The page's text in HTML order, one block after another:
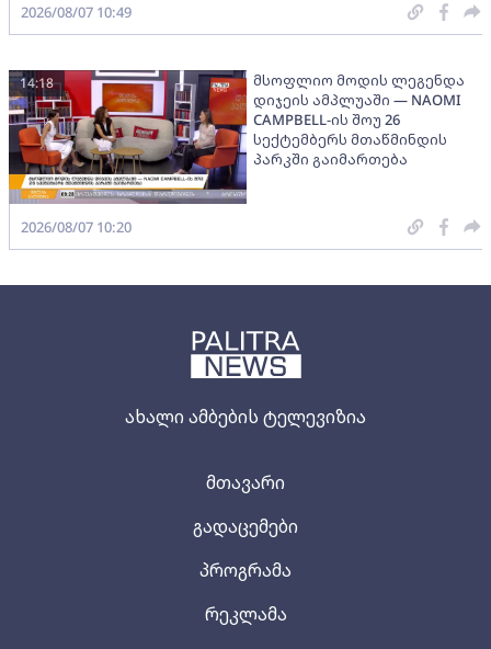
ახალი ამბების ტელევიზია
მთავარი
გადაცემები
პროგრამა
რეკლამა
2026/08/07 10:49
მსოფლიო მოდის ლეგენდა
დიჯეის ამპლუაში — NAOMI
CAMPBELL-ის შოუ 26
სექტემბერს მთაწმინდის
პარკში გაიმართება
14:18
2026/08/07 10:20